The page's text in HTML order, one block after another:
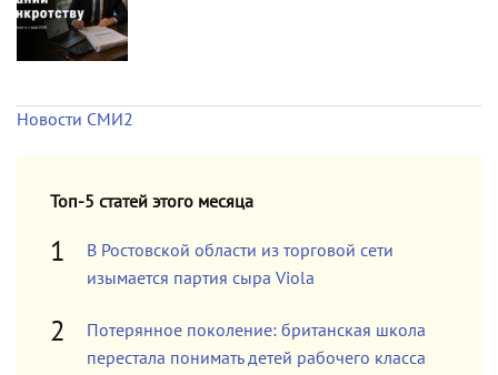
Новости СМИ2
Топ-5 статей этого месяца
В Ростовской области из торговой сети
изымается партия сыра Viola
Потерянное поколение: британская школа
перестала понимать детей рабочего класса